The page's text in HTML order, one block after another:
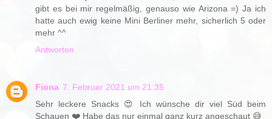
gibt es bei mir regelmäßig, genauso wie Arizona =) Ja ich
hatte auch ewig keine Mini Berliner mehr, sicherlich 5 oder
mehr ^^
Antworten
Fiona 7. Februar 2021 um 21:35
Sehr leckere Snacks 😍 Ich wünsche dir viel Süd beim
Schauen ❤️ Habe das nur einmal ganz kurz angeschaut 😅